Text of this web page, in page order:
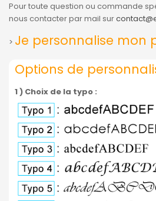
Pour toute question ou commande
nous contacter par mail sur
> Je personnalise mon
Options de
1 ) Choix de la typo :